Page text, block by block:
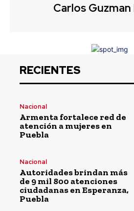
Carlos
RECIENTES
Nacional
Armenta fortalece red de
atención a mujeres en
Puebla
Nacional
Autoridades brindan más
de 9 mil 800 atenciones
ciudadanas en Esperanza,
Puebla